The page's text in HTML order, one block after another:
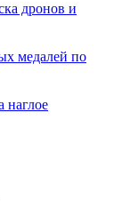
дронов и
медалей по
наглое